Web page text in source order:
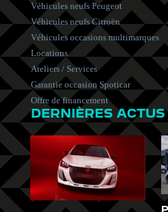
Véhicules neufs Peugeot
Véhicules neufs Citroën
Véhicules occasions multimarques
Locations
Ateliers / Services
Garantie occasion Spoticar
Offre de financement
DERNIÈRES ACTUS